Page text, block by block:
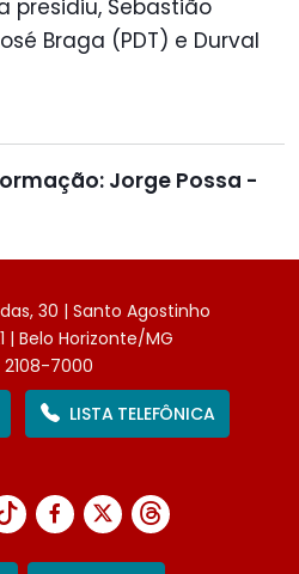
presidiu, Sebastião
Braga (PDT) e Durval
Jorge Possa -
30 | Santo Agostinho
| Belo Horizonte/MG
2108-7000
LISTA TELEFÔNICA